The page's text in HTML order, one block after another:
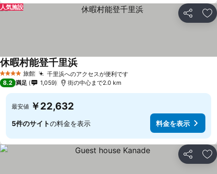
シェア お
人気施設
4 ホテルのランク
旅館 千里浜へのアクセスが便利です
休暇村能登千里浜
8.2 満足 1,059 街の中心まで2.0 km
最安値 ￥22,632
5件のサイトの料金を表示 料金を表示
シェア お